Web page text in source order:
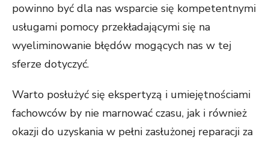
powinno być dla nas wsparcie się kompetentnymi
usługami pomocy przekładającymi się na
wyeliminowanie błędów mogących nas w tej
sferze dotyczyć.
Warto posłużyć się ekspertyzą i umiejętnościami
fachowców by nie marnować czasu, jak i również
okazji do uzyskania w pełni zasłużonej reparacji za